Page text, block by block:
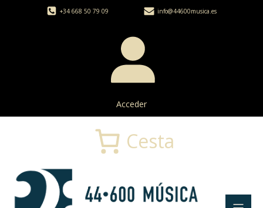
+34 668 50 79 09 info@44600musica.es
Acceder
Cesta